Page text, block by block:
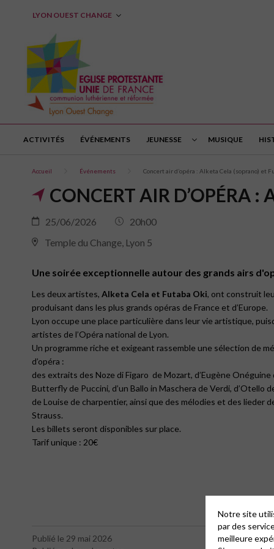
LYON OUEST CHANGE
ACTIVITÉS ÉVÉNEMENTS JEUNESSE MUSIQUE
Accueil Événements Concert air d’opéra : Alketa Cela (soprano) et
CONCERT AIR D’OPÉRA
25/06/2026
20h00
Temple du Change, Lyon 5
Une soirée exceptionnelle autour des grands airs
Les deux artistes, Alketa Cela et Futaba Oki, ont construit
produisant dans les plus grands opéras de France et d’Europe.
Lyon occupe une place particulière dans leur vie artistique,
artistes de l’Opéra national de Lyon.
Un programme riche et exigeant rassemble une sélection de
d’opéra :
des extraits des Noze di Figaro de Mozart, d’Eugène Onéguine
Butterfly de Puccini, d’un Ballo in Maschera de Verdi, d’Otello
de Louise de charpentier, ainsi que des mélodies et des lieder
Strauss.
Les billets seront disponibles sur place.
Tarif unique : 20€
Publié le 29 mai 2026
Notre site
par des
meilleure